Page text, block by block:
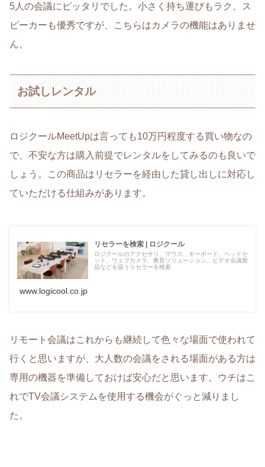
5人の会議にピッタリでした。小さく持ち運びもラク、ス
ピーカーも優秀ですが、こちらはカメラの機能はありませ
ん。
お試しレンタル
ロジクールMeetUpは言っても10万円程度する買い物なの
で、不安な方は購入前提でレンタルをしてみるのも良いで
しょう。この商品はリセラーを経由した貸し出しに対応し
ていただける仕組みがあります。
リセラーを検索 | ロジクール
ロジクールのアクセサリ、マウス、キーボード、ヘッドセ
ット、ウェブカメラ、教育ソリューション、ビデオ会議製
品などを扱うリセラーを検索
www.logicool.co.jp
リモート会議はこれからも継続して色々な場面で使われて
行くと思いますが、大人数の会議をされる場面がある方は
専用の機器を準備しておけば安心だと思います。ウチはこ
れでTV会議システムを使用する機会がぐっと減りまし
た。